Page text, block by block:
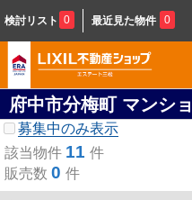
検討リスト 0 最近見た物件 0
府中市分梅町 マンシ
募集中のみ表示
該当物件 11 件
販売数 0 件